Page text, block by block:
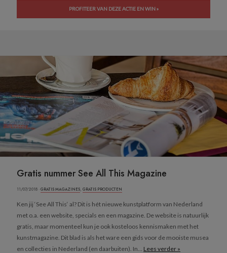
PROFITEER VAN DEZE ACTIE EN WIN »
Gratis nummer See All This Magazine
11/07/2018 ·GRATIS MAGAZINES, GRATIS PRODUCTEN
Ken jij ‘See All This‘ al? Dit is hét nieuwe kunstplatform van Nederland
met o.a. een website, specials en een magazine. De website is natuurlijk
gratis, maar momenteel kun je ook kosteloos kennismaken met het
kunstmagazine. Dit blad is als het ware een gids voor de mooiste musea
en collecties in Nederland (en daarbuiten). In... Lees verder »